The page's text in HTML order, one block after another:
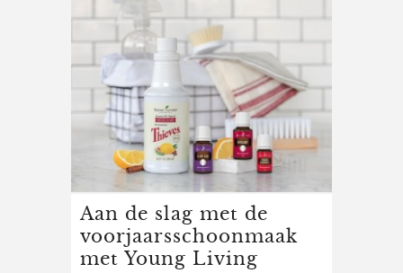
Aan de slag met de
voorjaarsschoonmaak
met Young Living